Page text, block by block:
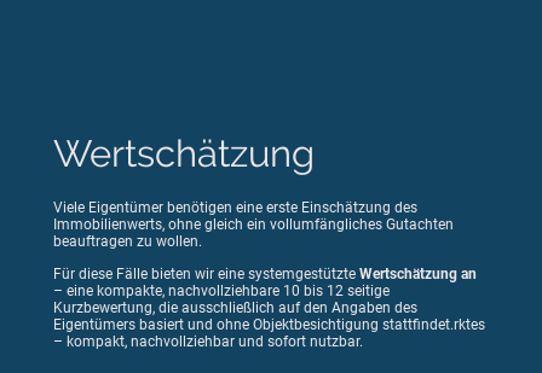
Wertschätzung
Viele Eigentümer benötigen eine erste Einschätzung des
Immobilienwerts, ohne gleich ein vollumfängliches Gutachten
beauftragen zu wollen.
Für diese Fälle bieten wir eine systemgestützte Wertschätzung an
– eine kompakte, nachvollziehbare 10 bis 12 seitige
Kurzbewertung, die ausschließlich auf den Angaben des
Eigentümers basiert und ohne Objektbesichtigung stattfindet.rktes
– kompakt, nachvollziehbar und sofort nutzbar.